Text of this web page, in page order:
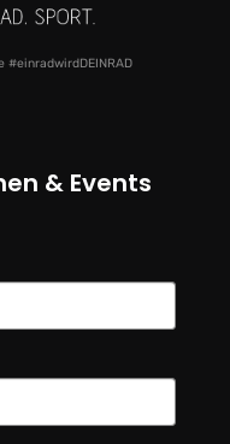
#einradwirdDEINRAD
& Events